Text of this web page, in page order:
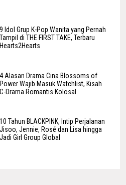
9 Idol Grup K-Pop Wanita yang Pernah
Tampil di THE FIRST TAKE, Terbaru
Hearts2Hearts
4 Alasan Drama Cina Blossoms of
Power Wajib Masuk Watchlist, Kisah
C-Drama Romantis Kolosal
10 Tahun BLACKPINK, Intip Perjalanan
Jisoo, Jennie, Rosé dan Lisa hingga
Jadi Girl Group Global